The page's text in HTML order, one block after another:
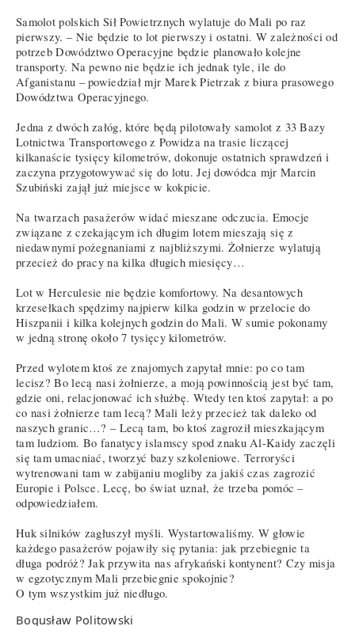
Samolot polskich Sił Powietrznych wylatuje do Mali po raz
pierwszy. – Nie będzie to lot pierwszy i ostatni. W zależności od
potrzeb Dowództwo Operacyjne będzie planowało kolejne
transporty. Na pewno nie będzie ich jednak tyle, ile do
Afganistanu – powiedział mjr Marek Pietrzak z biura prasowego
Dowództwa Operacyjnego.
Jedna z dwóch załóg, które będą pilotowały samolot z 33 Bazy
Lotnictwa Transportowego z Powidza na trasie liczącej
kilkanaście tysięcy kilometrów, dokonuje ostatnich sprawdzeń i
zaczyna przygotowywać się do lotu. Jej dowódca mjr Marcin
Szubiński zajął już miejsce w kokpicie.
Na twarzach pasażerów widać mieszane odczucia. Emocje
związane z czekającym ich długim lotem mieszają się z
niedawnymi pożegnaniami z najbliższymi. Żołnierze wylatują
przecież do pracy na kilka długich miesięcy…
Lot w Herculesie nie będzie komfortowy. Na desantowych
krzesełkach spędzimy najpierw kilka godzin w przelocie do
Hiszpanii i kilka kolejnych godzin do Mali. W sumie pokonamy
w jedną stronę około 7 tysięcy kilometrów.
Przed wylotem ktoś ze znajomych zapytał mnie: po co tam
lecisz? Bo lecą nasi żołnierze, a moją powinnością jest być tam,
gdzie oni, relacjonować ich służbę. Wtedy ten ktoś zapytał: a po
co nasi żołnierze tam lecą? Mali leży przecież tak daleko od
naszych granic…? – Lecą tam, bo ktoś zagroził mieszkającym
tam ludziom. Bo fanatycy islamscy spod znaku Al-Kaidy zaczęli
się tam umacniać, tworzyć bazy szkoleniowe. Terroryści
wytrenowani tam w zabijaniu mogliby za jakiś czas zagrozić
Europie i Polsce. Lecę, bo świat uznał, że trzeba pomóc –
odpowiedziałem.
Huk silników zagłuszył myśli. Wystartowaliśmy. W głowie
każdego pasażerów pojawiły się pytania: jak przebiegnie ta
długa podróż? Jak przywita nas afrykański kontynent? Czy misja
w egzotycznym Mali przebiegnie spokojnie?
O tym wszystkim już niedługo.
Bogusław Politowski